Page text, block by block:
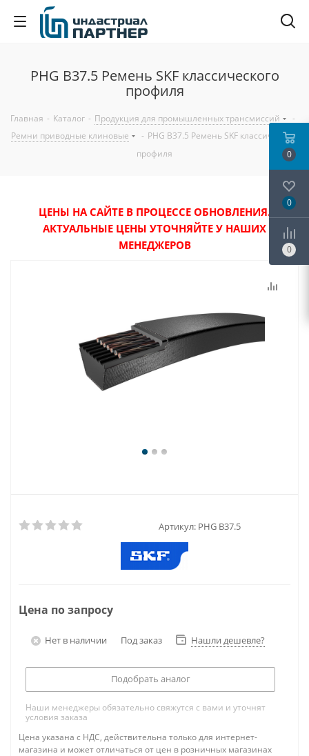
PHG B37.5 Ремень SKF классического
профиля
Главная - Каталог - Продукция для промышленных трансмиссий
-
Ремни приводные клиновые
- PHG B37.5 Ремень SKF классического
профиля
ЦЕНЫ НА САЙТЕ В ПРОЦЕССЕ ОБНОВЛЕНИЯ.
АКТУАЛЬНЫЕ ЦЕНЫ УТОЧНЯЙТЕ У НАШИХ
МЕНЕДЖЕРОВ
Артикул: PHG B37.5
Цена по запросу
Нет в наличии Под заказ Нашли дешевле?
Подобрать аналог
Наши менеджеры обязательно свяжутся с вами и уточнят
условия заказа
Цена указана с НДС, действительна только для интернет-
магазина и может отличаться от цен в розничных магазинах
0
0
0